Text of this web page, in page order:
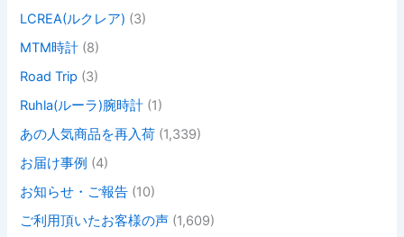
LCREA(ルクレア) (3)
MTM時計 (8)
Road Trip (3)
Ruhla(ルーラ)腕時計 (1)
あの人気商品を再入荷 (1,339)
お届け事例 (4)
お知らせ・ご報告 (10)
ご利用頂いたお客様の声 (1,609)